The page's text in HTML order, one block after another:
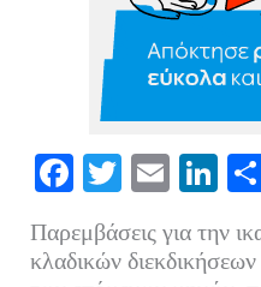
Fa
bo
T
tte
E
ail
Li
ed
Παρεμβάσεις για την
κλαδικών